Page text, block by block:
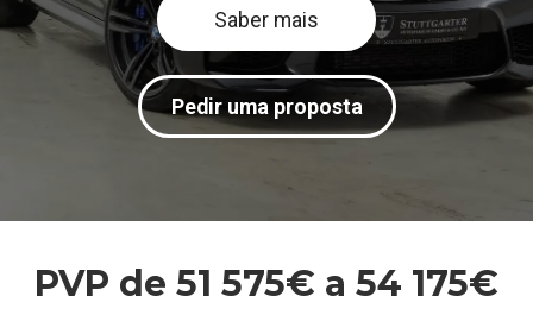
Saber mais
Pedir uma proposta
PVP de 51 575€ a 54 175€